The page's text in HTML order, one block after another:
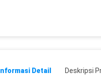
Informasi Detail Deskripsi